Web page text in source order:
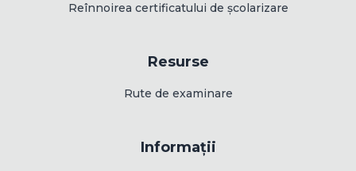
Reînnoirea certificatului de școlarizare
Resurse
Rute de examinare
Informații